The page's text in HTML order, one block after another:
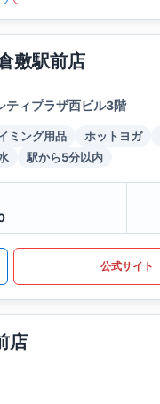
敷駅前店
ティプラザ西ビル3階
ミング用品 ホットヨガ
駅から5分以内
公式サイト
店